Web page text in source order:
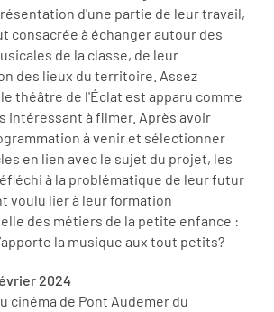
d'une partie de leur travail,
consacrée à échanger autour des
de la classe, de leur
des lieux du territoire. Assez
théâtre de l'Éclat est apparu comme
intéressant à filmer. Après avoir
à venir et sélectionner
en lien avec le sujet du projet, les
à la problématique de leur futur
voulu lier à leur formation
des métiers de la petite enfance :
la musique aux tout petits?
2024
cinéma de Pont Audemer du